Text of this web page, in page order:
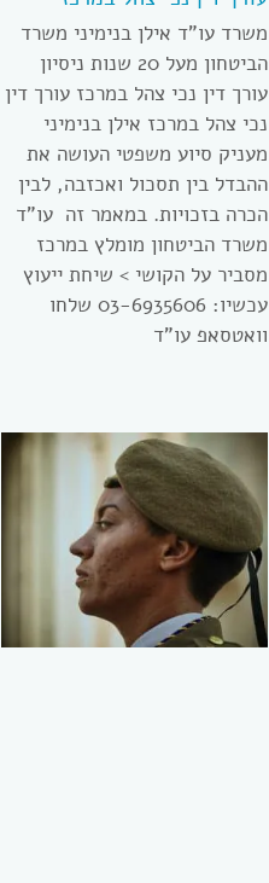
משרד עו”ד אילן בנימיני משרד
הביטחון מעל 20 שנות ניסיון
עורך דין נכי צהל במרכז עורך דין
נכי צהל במרכז אילן בנימיני
מעניק סיוע משפטי העושה את
ההבדל בין תסכול ואכזבה, לבין
הכרה בזכויות. במאמר זה עו”ד
משרד הביטחון מומלץ במרכז
מסביר על הקושי > שיחת ייעוץ
עכשיו: 03-6935606 שלחו
וואטסאפ עו”ד